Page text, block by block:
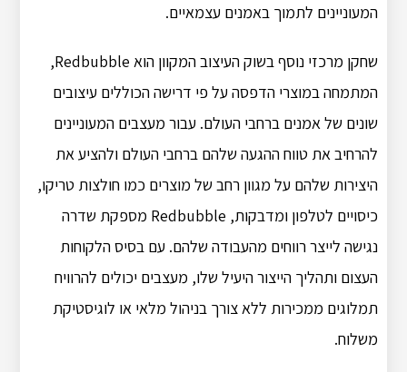
המעוניינים לתמוך באמנים עצמאיים.
שחקן מרכזי נוסף בשוק העיצוב המקוון הוא Redbubble,
המתמחה במוצרי הדפסה על פי דרישה הכוללים עיצובים
שונים של אמנים ברחבי העולם. עבור מעצבים המעוניינים
להרחיב את טווח ההגעה שלהם ברחבי העולם ולהציע את
היצירות שלהם על מגוון רחב של מוצרים כמו חולצות טריקו,
כיסויים לטלפון ומדבקות, Redbubble מספקת שדרה
נגישה לייצר רווחים מהעבודה שלהם. עם בסיס הלקוחות
העצום ותהליך הייצור היעיל שלו, מעצבים יכולים להרוויח
תמלוגים ממכירות ללא צורך בניהול מלאי או לוגיסטיקת
משלוח.